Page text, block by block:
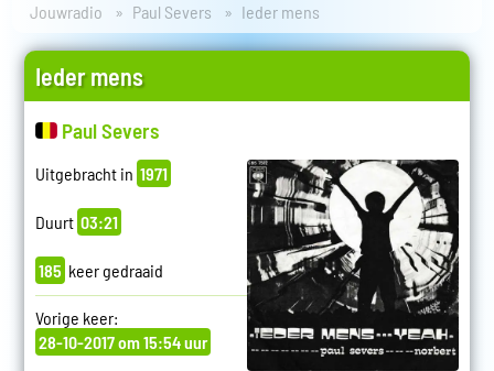
Jouwradio Paul Severs Ieder mens
Ieder mens
Paul Severs
Uitgebracht in 1971
Duurt 03:21
185 keer gedraaid
Vorige keer:
28-10-2017 om 15:54 uur